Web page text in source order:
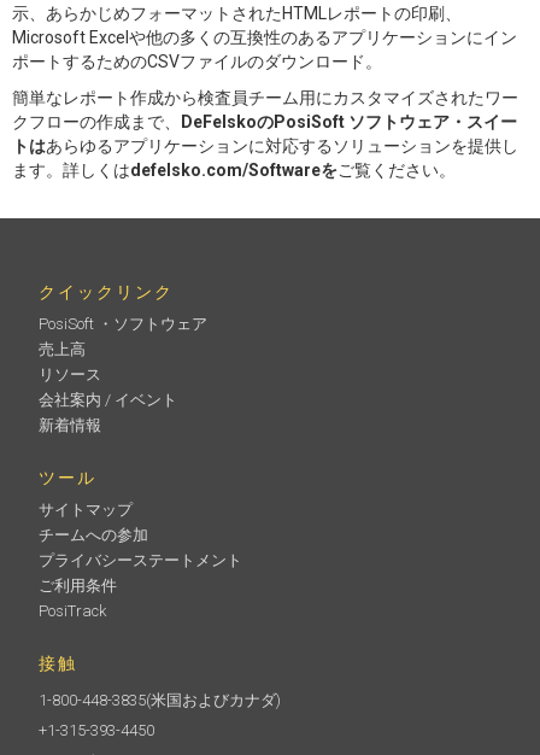
示、あらかじめフォーマットされたHTMLレポートの印刷、
Microsoft Excelや他の多くの互換性のあるアプリケーションにイン
ポートするためのCSVファイルのダウンロード。
簡単なレポート作成から検査員チーム用にカスタマイズされたワー
クフローの作成まで、 DeFelskoのPosiSoft ソフトウェア・スイー
トはあらゆるアプリケーションに対応するソリューションを提供し
ます。詳しくはdefelsko.com/Softwareをご覧ください。
クイックリンク
PosiSoft ・ソフトウェア
売上高
リソース
会社案内 / イベント
新着情報
ツール
サイトマップ
チームへの参加
プライバシーステートメント
ご利用条件
PosiTrack
接触
1-800-448-3835(米国およびカナダ)
+1-315-393-4450